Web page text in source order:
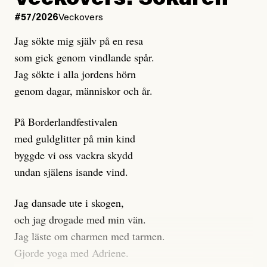
Dagens ETC arbetar med ”opålitliga källor” för att
klickbete är inte intressant för Dagens ETC.
Journalistiken är låst. En klatschig men korrekt rubrik
gör förhoppningsvis att en nyfiken beställer
prenumeration, men den avslutas sekunder senare om
dessa granskningar på olika källor, alltifrån domar till
en mängd intervjupersoner, inklusive generös
möjlighet att bemöta för såväl personen vars motiv att
engagera sig i Palestinarörelsen ifrågasätts som de
grupper där Säpo-resursen samlade in uppgifter.
Researchen är grundlig.
Möjligen är det egentligen inte journalistikens metod
som stör?
#57/2026Veckovers
Jag sökte mig själv på en resa
som gick genom vindlande spår.
Jag sökte i alla jordens hörn
genom dagar, människor och år.
På Borderlandfestivalen
med guldglitter på min kind
byggde vi oss vackra skydd
undan själens isande vind.
Jag dansade ute i skogen,
och jag drogade med min vän.
Jag läste om charmen med tarmen.
Gjorde yoga med Adriene.